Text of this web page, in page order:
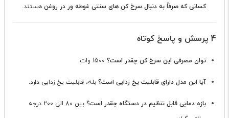
کسانی که صرفاً به دنبال سرخ کن های سنتی غوطه ور در روغن هستند.
4 پرسش و پاسخ کوتاه
توان مصرفی این سرخ کن چقدر است؟
آیا این مدل دارای قابلیت یخ زدایی است؟ بله، قابلیت یخ زدایی دارد.
بازه دمایی قابل تنظیم در دستگاه چقدر است؟
بین 80 الی 200 درجه